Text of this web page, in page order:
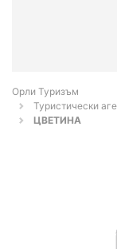
Орли Туризъм
Туристически
ЦВЕТИНА